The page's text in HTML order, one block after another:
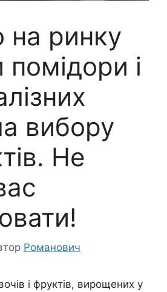
на ринку
і
вибору
Не
Романович
і фруктів, вирощених у